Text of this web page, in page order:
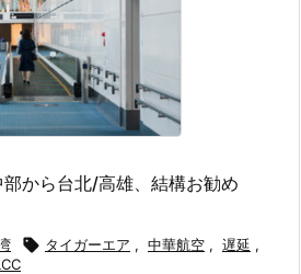
から台北/高雄、結構お勧め
 タイガーエア , 中華航空 , 遅延 ,